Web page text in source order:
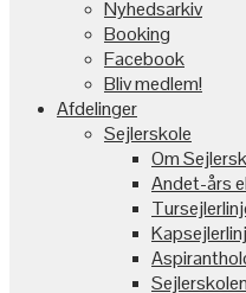
Nyhedsarkiv
Booking
Facebook
Bliv medlem!
Afdelinger
Sejlerskole
Om
Andet-års